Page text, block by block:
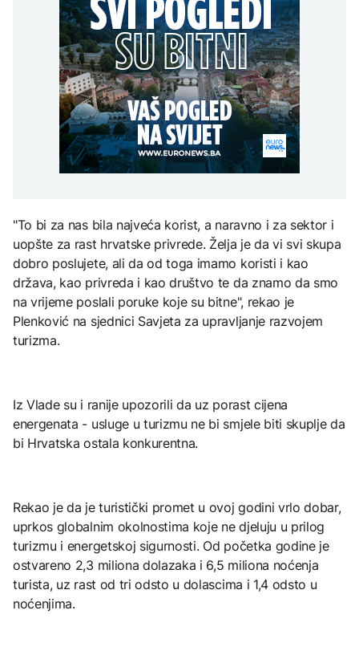
aktivan, gust dim
otežava gašenje iz zraka
AKTUELNO
Požar kod Konjica i dalje
aktivan, gust dim
otežava gašenje iz zraka
Grčka dronovima
kontrolisala više od 300
plaža zbog nelegalnog
zauzimanja obale
Španija postavila
ultimatum Italiji da ukine
granične kontrole
FOKUS
Amerikanci
upozoravaju: Putin bi
mogao testirati NATO
ograničenim napadom,
djece moraju platiti 942
miliona dolara
KULTURA
Rat i pijesak prijete
drevnim piramidama
Meroe u Sudanu
Rihanna radi na novom
albumu
"To bi za nas bila najveća korist, a naravno i za sektor i
uopšte za rast hrvatske privrede. Želja je da vi svi skupa
dobro poslujete, ali da od toga imamo koristi i kao
država, kao privreda i kao društvo te da znamo da smo
na vrijeme poslali poruke koje su bitne", rekao je
Plenković na sjednici Savjeta za upravljanje razvojem
turizma.
Iz Vlade su i ranije upozorili da uz porast cijena
energenata - usluge u turizmu ne bi smjele biti skuplje da
bi Hrvatska ostala konkurentna.
Rekao je da je turistički promet u ovoj godini vrlo dobar,
uprkos globalnim okolnostima koje ne djeluju u prilog
turizmu i energetskoj sigurnosti. Od početka godine je
ostvareno 2,3 miliona dolazaka i 6,5 miliona noćenja
turista, uz rast od tri odsto u dolascima i 1,4 odsto u
noćenjima.